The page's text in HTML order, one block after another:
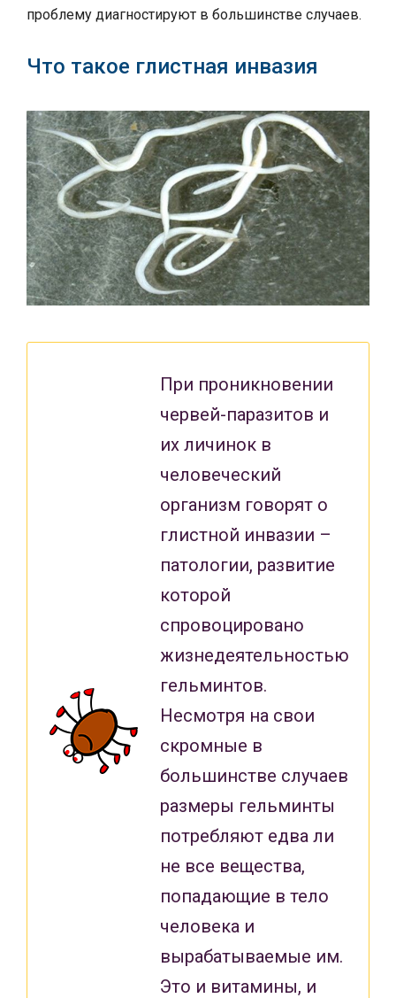
проблему диагностируют в большинстве случаев.
Что такое глистная инвазия
При проникновении
червей-паразитов и
их личинок в
человеческий
организм говорят о
глистной инвазии –
патологии, развитие
которой
спровоцировано
жизнедеятельностью
гельминтов.
Несмотря на свои
скромные в
большинстве случаев
размеры гельминты
потребляют едва ли
не все вещества,
попадающие в тело
человека и
вырабатываемые им.
Это и витамины, и